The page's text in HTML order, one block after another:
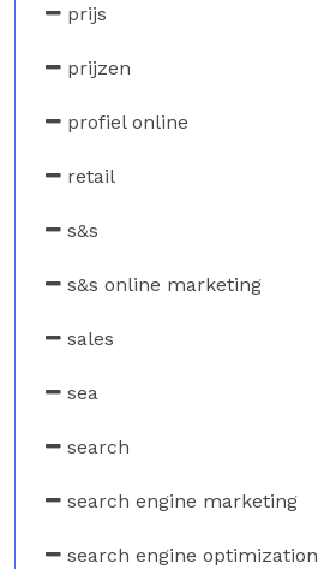
prijs
prijzen
profiel online
retail
s&s
s&s online marketing
sales
sea
search
search engine marketing
search engine optimization